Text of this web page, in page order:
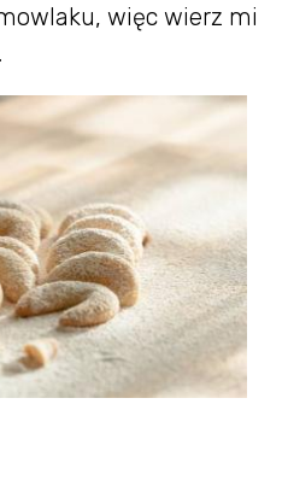
więc wierz mi